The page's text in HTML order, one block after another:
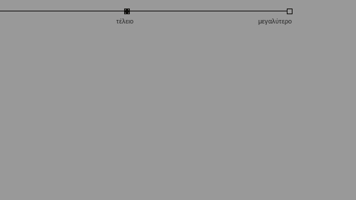
τέλειο μεγαλύτερο